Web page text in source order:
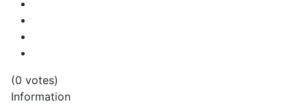
(0 votes)
Information